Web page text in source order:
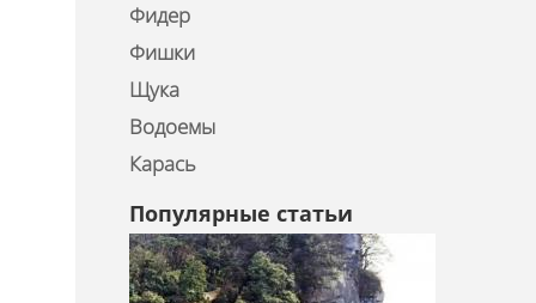
Фидер
Фишки
Щука
Водоемы
Карась
Популярные статьи